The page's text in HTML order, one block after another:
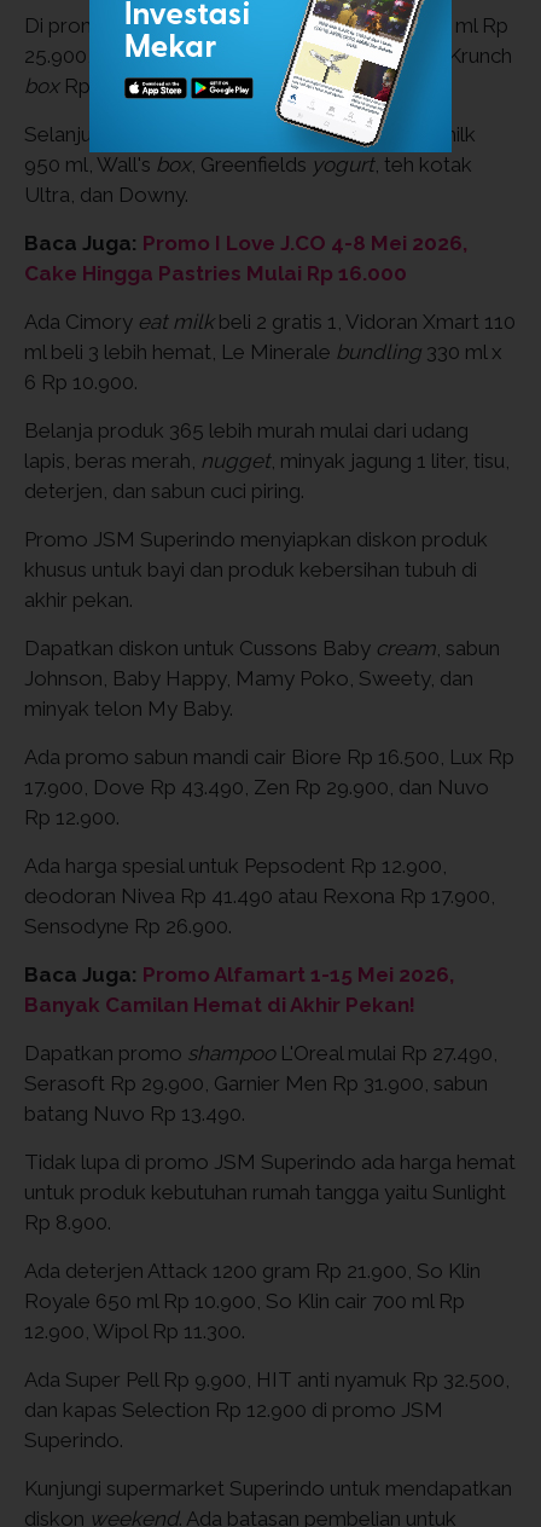
Di promo JSM Superindo ada Greenfields 950 ml Rp
25.900, Diamond 946 ml Rp 21.900, dan Koko Krunch
box Rp 29.900.
Selanjutnya ada beli 2 lebih hemat untuk Indomilk
950 ml, Wall's box, Greenfields yogurt, teh kotak
Ultra, dan Downy.
Baca Juga: Promo I Love J.CO 4-8 Mei 2026,
Cake Hingga Pastries Mulai Rp 16.000
Ada Cimory eat milkbeli 2 gratis 1, Vidoran Xmart 110
ml beli 3 lebih hemat, Le Minerale bundling 330 ml x
6 Rp 10.900.
Belanja produk 365 lebih murah mulai dari udang
lapis, beras merah, nugget, minyak jagung 1 liter, tisu,
deterjen, dan sabun cuci piring.
Promo JSM Superindo menyiapkan diskon produk
khusus untuk bayi dan produk kebersihan tubuh di
akhir pekan.
Dapatkan diskon untuk Cussons Baby cream , sabun
Johnson, Baby Happy, Mamy Poko, Sweety, dan
minyak telon My Baby.
Ada promo sabun mandi cair Biore Rp 16.500, Lux Rp
17.900, Dove Rp 43.490, Zen Rp 29.900, dan Nuvo
Rp 12.900.
Ada harga spesial untuk Pepsodent Rp 12.900,
deodoran Nivea Rp 41.490 atau Rexona Rp 17.900,
Sensodyne Rp 26.900.
Baca Juga: Promo Alfamart 1-15 Mei 2026,
Banyak Camilan Hemat di Akhir Pekan!
Dapatkan promo shampoo L'Oreal mulai Rp 27.490,
Serasoft Rp 29.900, Garnier Men Rp 31.900, sabun
batang Nuvo Rp 13.490.
Tidak lupa di promo JSM Superindo ada harga hemat
untuk produk kebutuhan rumah tangga yaitu Sunlight
Rp 8.900.
Ada deterjen Attack 1200 gram Rp 21.900, So Klin
Royale 650 ml Rp 10.900, So Klin cair 700 ml Rp
12.900, Wipol Rp 11.300.
Ada Super Pell Rp 9.900, HIT anti nyamuk Rp 32.500,
dan kapas Selection Rp 12.900 di promo JSM
Superindo.
Kunjungi supermarket Superindo untuk mendapatkan
diskon weekend. Ada batasan pembelian untuk